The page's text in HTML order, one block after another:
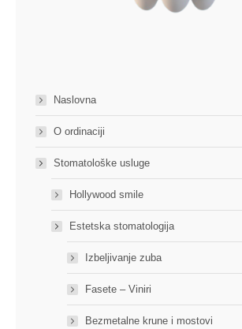
Naslovna
O ordinaciji
Stomatološke usluge
Hollywood smile
Estetska stomatologija
Izbeljivanje zuba
Fasete – Viniri
Bezmetalne krune i mostovi